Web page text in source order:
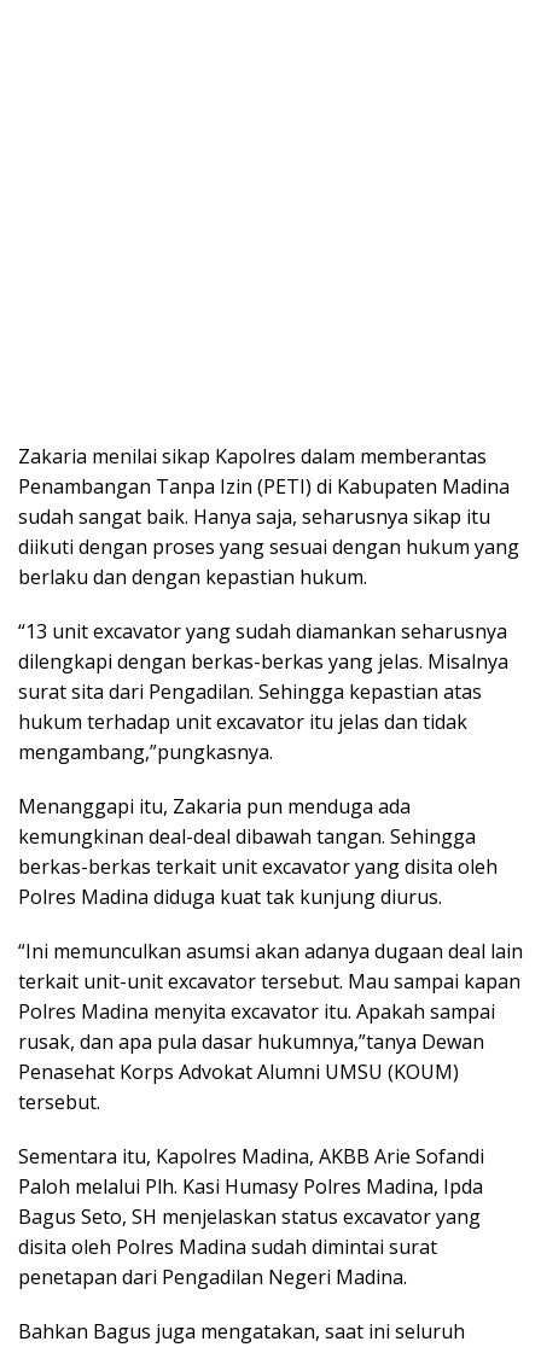
Zakaria menilai sikap Kapolres dalam memberantas
Penambangan Tanpa Izin (PETI) di Kabupaten Madina
sudah sangat baik. Hanya saja, seharusnya sikap itu
diikuti dengan proses yang sesuai dengan hukum yang
berlaku dan dengan kepastian hukum.
“13 unit excavator yang sudah diamankan seharusnya
dilengkapi dengan berkas-berkas yang jelas. Misalnya
surat sita dari Pengadilan. Sehingga kepastian atas
hukum terhadap unit excavator itu jelas dan tidak
mengambang,”pungkasnya.
Menanggapi itu, Zakaria pun menduga ada
kemungkinan deal-deal dibawah tangan. Sehingga
berkas-berkas terkait unit excavator yang disita oleh
Polres Madina diduga kuat tak kunjung diurus.
“Ini memunculkan asumsi akan adanya dugaan deal lain
terkait unit-unit excavator tersebut. Mau sampai kapan
Polres Madina menyita excavator itu. Apakah sampai
rusak, dan apa pula dasar hukumnya,”tanya Dewan
Penasehat Korps Advokat Alumni UMSU (KOUM)
tersebut.
Sementara itu, Kapolres Madina, AKBB Arie Sofandi
Paloh melalui Plh. Kasi Humasy Polres Madina, Ipda
Bagus Seto, SH menjelaskan status excavator yang
disita oleh Polres Madina sudah dimintai surat
penetapan dari Pengadilan Negeri Madina.
Bahkan Bagus juga mengatakan, saat ini seluruh